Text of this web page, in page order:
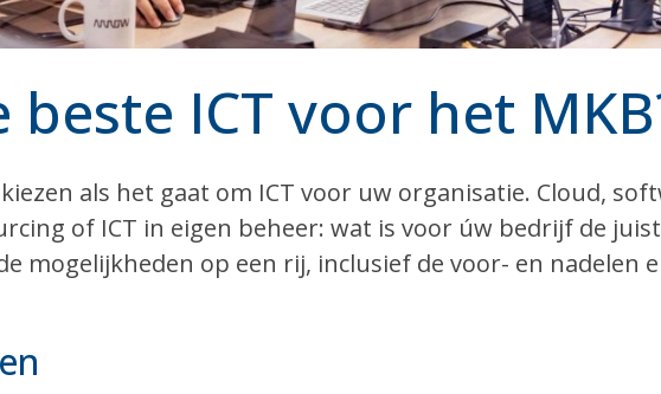
beste ICT voor het
als het gaat om ICT voor uw organisatie. Cloud,
of ICT in eigen beheer: wat is voor úw bedrijf de
mogelijkheden op een rij, inclusief de voor- en nadelen